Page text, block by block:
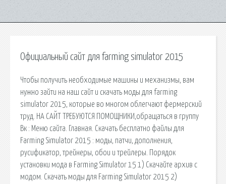
Официальный сайт для farming simulator 2015
Чтобы получить необходимые машины и механизмы, вам
нужно зайти на наш сайт и скачать моды для farming
simulator 2015, которые во многом облегчают фермерский
труд. НА САЙТ ТРЕБУЮТСЯ ПОМОЩНИКИ,обращаться в группу
Вк : Меню сайта. Главная. Скачать бесплатно файлы для
Farming Simulator 2015 : моды, патчи, дополнения,
русификатор, трейнеры, обои и трейлеры. Порядок
установки мода в Farming Simulator 15 1) Скачайте архив с
модом. Скачать моды для Farming Simulator 2015 2)